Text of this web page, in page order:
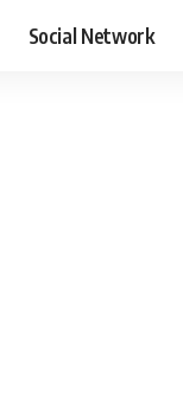
Social Network